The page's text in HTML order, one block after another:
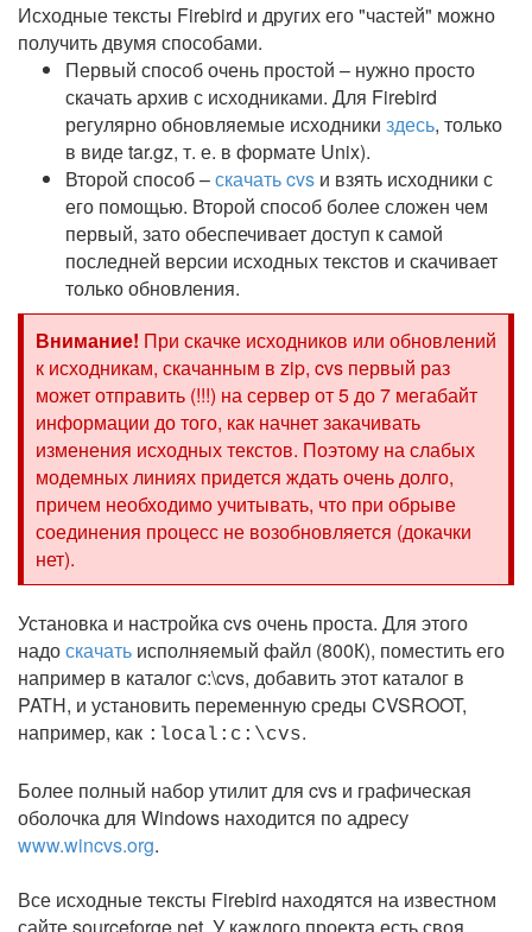
Исходные тексты Firebird и других его "частей" можно
получить двумя способами.
Первый способ очень простой – нужно просто
скачать архив с исходниками. Для Firebird
регулярно обновляемые исходники здесь, только
в виде tar.gz, т. е. в формате Unix).
Второй способ –скачать cvs и взять исходники с
его помощью. Второй способ более сложен чем
первый, зато обеспечивает доступ к самой
последней версии исходных текстов и скачивает
только обновления.
Внимание! При скачке исходников или обновлений
к исходникам, скачанным в zip, cvs первый раз
может отправить (!!!) на сервер от 5 до 7 мегабайт
информации до того, как начнет закачивать
изменения исходных текстов. Поэтому на слабых
модемных линиях придется ждать очень долго,
причем необходимо учитывать, что при обрыве
соединения процесс не возобновляется (докачки
нет).
Установка и настройка cvs очень проста. Для этого
надоскачать исполняемый файл (800К), поместить его
например в каталог c:\cvs, добавить этот каталог в
PATH, и установить переменную среды CVSROOT,
например, как :local:c:\cvs.
Более полный набор утилит для cvs и графическая
оболочка для Windows находится по адресу
www.wincvs.org.
Все исходные тексты Firebird находятся на известном